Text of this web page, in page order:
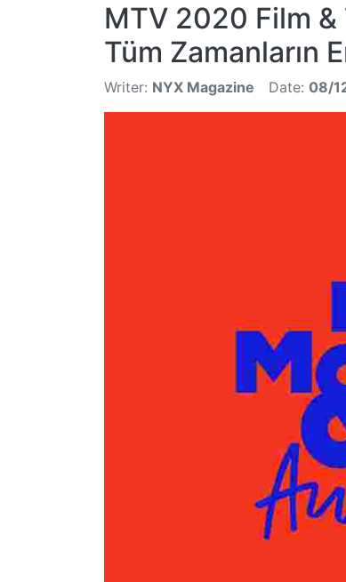
MTV 2020 Film
Tüm Zamanların
Writer: NYX Magazine Date: 08/